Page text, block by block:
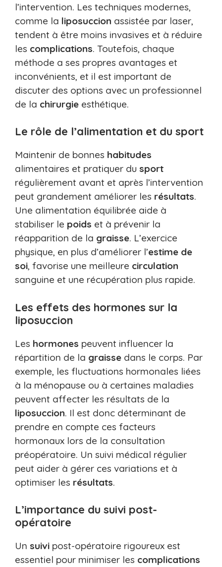
l’intervention. Les techniques modernes,
comme la liposuccion assistée par laser,
tendent à être moins invasives et à réduire
les complications. Toutefois, chaque
méthode a ses propres avantages et
inconvénients, et il est important de
discuter des options avec un professionnel
de la chirurgie esthétique.
Le rôle de l’alimentation et du sport
Maintenir de bonnes habitudes
alimentaires et pratiquer du sport
régulièrement avant et après l’intervention
peut grandement améliorer les résultats.
Une alimentation équilibrée aide à
stabiliser le poids et à prévenir la
réapparition de la graisse. L’exercice
physique, en plus d’améliorer l’estime de
soi, favorise une meilleure circulation
sanguine et une récupération plus rapide.
Les effets des hormones sur la
liposuccion
Les hormones peuvent influencer la
répartition de la graisse dans le corps. Par
exemple, les fluctuations hormonales liées
à la ménopause ou à certaines maladies
peuvent affecter les résultats de la
liposuccion. Il est donc déterminant de
prendre en compte ces facteurs
hormonaux lors de la consultation
préopératoire. Un suivi médical régulier
peut aider à gérer ces variations et à
optimiser les résultats.
L’importance du suivi post-
opératoire
Un suivi post-opératoire rigoureux est
essentiel pour minimiser les complications